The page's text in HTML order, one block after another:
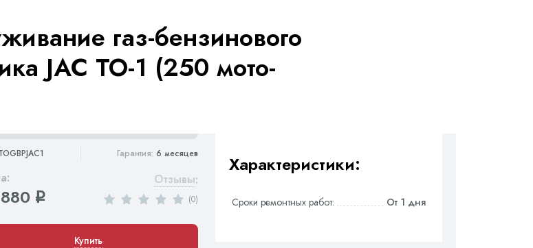
газ-бензинового
JAC ТО-1 (250 мото-
Гарантия: 6 месяцев
q
Отзывы:
(0)
Купить
Характеристики:
Сроки ремонтных работ: От 1 дня